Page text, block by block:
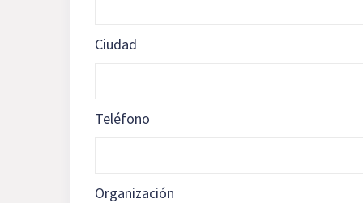
Ciudad
Teléfono
Organización